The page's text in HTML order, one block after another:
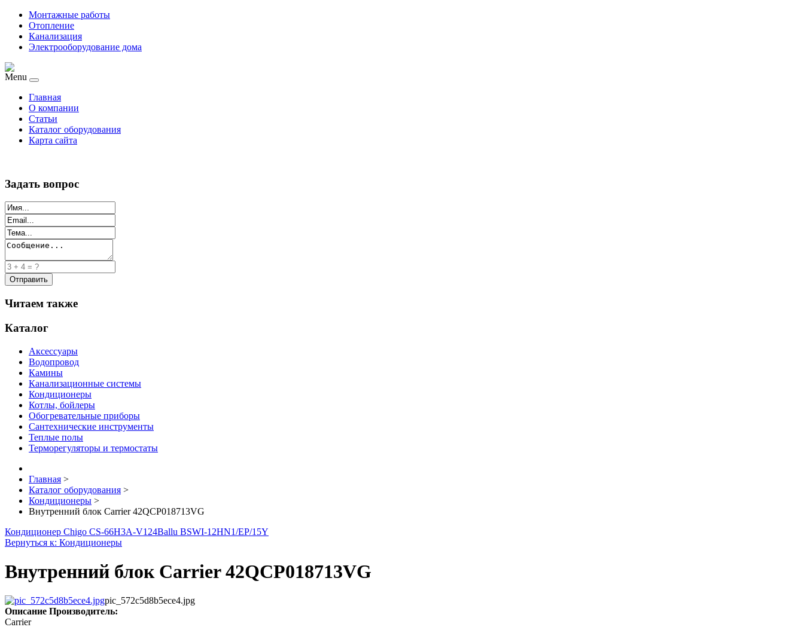
Монтажные работы
Отопление
Канализация
Электрооборудование дома
Menu
Главная
О компании
Статьи
Каталог оборудования
Карта сайта
Задать вопрос
Читаем также
Каталог
Аксессуары
Водопровод
Камины
Канализационные системы
Кондиционеры
Котлы, бойлеры
Обогревательные приборы
Сантехнические инструменты
Теплые полы
Терморегуляторы и термостаты
Главная >
Каталог оборудования >
Кондиционеры >
Внутренний блок Carrier 42QCP018713VG
Кондиционер Chigo CS-66H3A-V124Ballu BSWI-12HN1/EP/15Y
Вернуться к: Кондиционеры
Внутренний блок Carrier 42QCP018713VG
pic_572c5d8b5ece4.jpg
Описание Производитель:
Carrier